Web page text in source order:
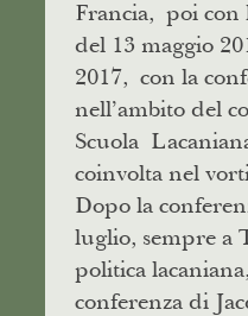
Francia, poi con
del 13 maggio
2017, con la
nell’ambito del
Scuola
coinvolta nel
Dopo la
luglio, sempre a
politica
conferenza di